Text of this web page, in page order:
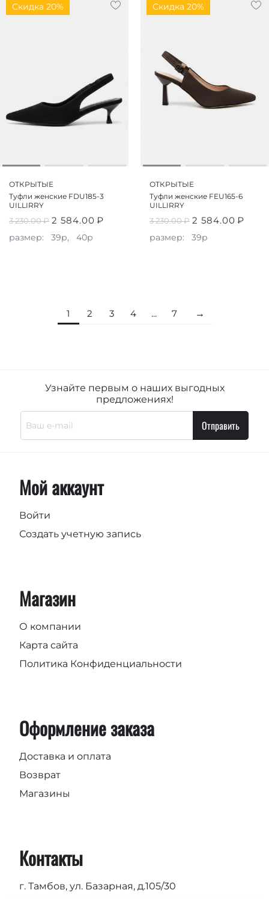
Скидка 20%
ОТКРЫТЫЕ
Туфли женские FDU185-3
UILLIRRY
3 230.00₽ 2 584.00 ₽
размер: 39р, 40р
Скидка 20%
ОТКРЫТЫЕ
Туфли женские FEU165-6
UILLIRRY
3 230.00₽ 2 584.00 ₽
размер: 39р
1 2 3 4 ... 7
Узнайте первым о наших выгодных
предложениях!
Отправить
Мой аккаунт
Войти
Создать учетную запись
Магазин
О компании
Карта сайта
Политика Конфиденциальности
Оформление заказа
Доставка и оплата
Возврат
Магазины
Контакты
г. Тамбов, ул. Базарная, д.105/30